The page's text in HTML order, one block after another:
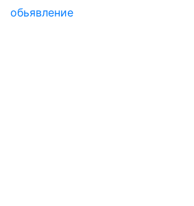
обьявление